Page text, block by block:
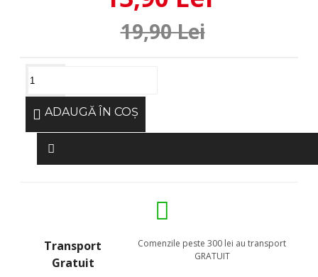
19,90 Lei
ADAUGĂ ÎN COŞ
Transport
Gratuit
Comenzile peste 300 lei au transport
GRATUIT